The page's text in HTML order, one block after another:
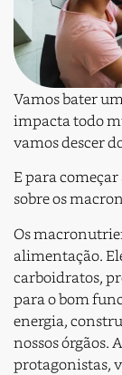
Vamos bater
impacta todo
vamos descer
E para
sobre os
Os
alimentação.
carboidratos,
para o bom
energia,
nossos órgãos.
protagonistas,